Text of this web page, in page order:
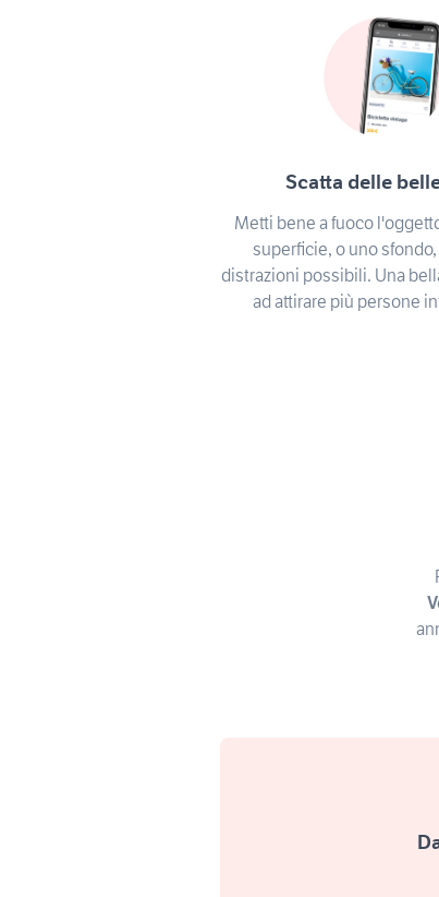
Scatta delle
Metti bene a fuoco
superficie, o uno
distrazioni possibili. Una
ad attirare più persone